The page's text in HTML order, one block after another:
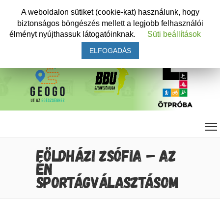
FÖLDHÁZI ZSÓFIA – AZ
ÉN
SPORTÁGVÁLASZTÁSOM
A weboldalon sütiket (cookie-kat) használunk, hogy
biztonságos böngészés mellett a legjobb felhasználói
élményt nyújthassuk látogatóinknak.
Süti beállítások
ELFOGADÁS